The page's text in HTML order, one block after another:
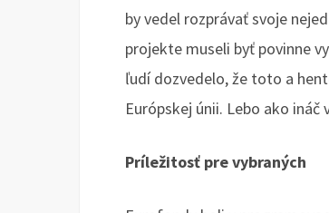
by vedel rozprávať svoje
projekte museli byť povinne
ľudí dozvedelo, že toto a
Európskej únii. Lebo ako ináč
Príležitosť pre vybraných